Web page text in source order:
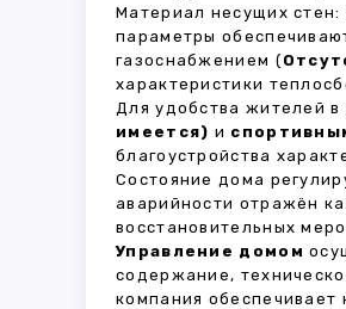
Материал несущих стен:
параметры
газоснабжением (
характеристики
Для удобства жителей
имеется) и
благоустройства
Состояние дома
аварийности отражён
восстановительных
Управление домом
содержание,
компания